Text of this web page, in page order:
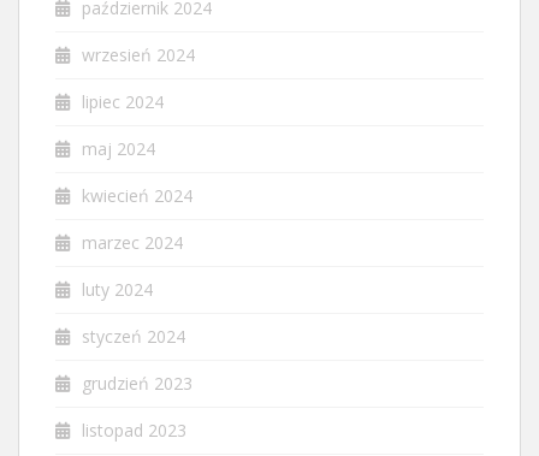
październik 2024
wrzesień 2024
lipiec 2024
maj 2024
kwiecień 2024
marzec 2024
luty 2024
styczeń 2024
grudzień 2023
listopad 2023